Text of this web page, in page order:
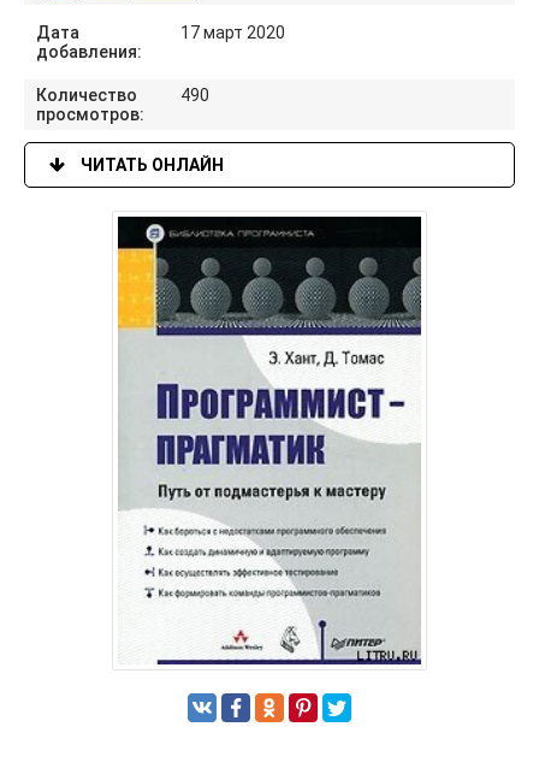
Дата
добавления:
17 март 2020
Количество
просмотров:
490
ЧИТАТЬ ОНЛАЙН